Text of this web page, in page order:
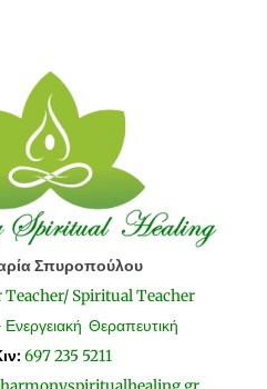
Σπυροπούλου
Spiritual Teacher
Ενεργειακή Θεραπευτική
697 235 5211